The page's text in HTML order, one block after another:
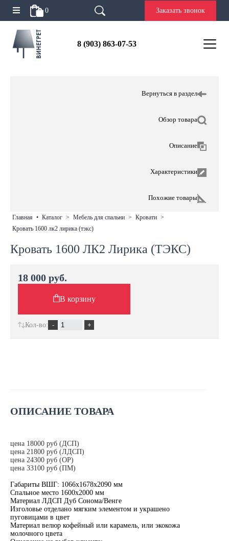
0 Заказать звонок
8 (903) 863-07-53
Вернуться в раздел
Обзор товара
Описание
Характеристики
Похожие товары
главная • каталог > мебель для спальни > кровати >
кровать 1600 лк2 лирика (тэкс)
Кровать 1600 ЛК2 Лирика (ТЭКС)
ОПИСАНИЕ ТОВАРА
цена 18000 руб (ДСП)
цена 21800 руб (ЛДСП)
цена 24300 руб (ОР)
цена 33100 руб (ПМ)
Габариты ВШГ: 1066х1678х2090 мм
Спальное место 1600х2000 мм
Материал ЛДСП Дуб Сонома/Венге
Изголовье отделано мягким элементом и украшено
пуговицами в цвет
Материал велюр кофейный или карамель, или экокожа
молочного цвета
18 000 руб.
В корзину
Кол-во: